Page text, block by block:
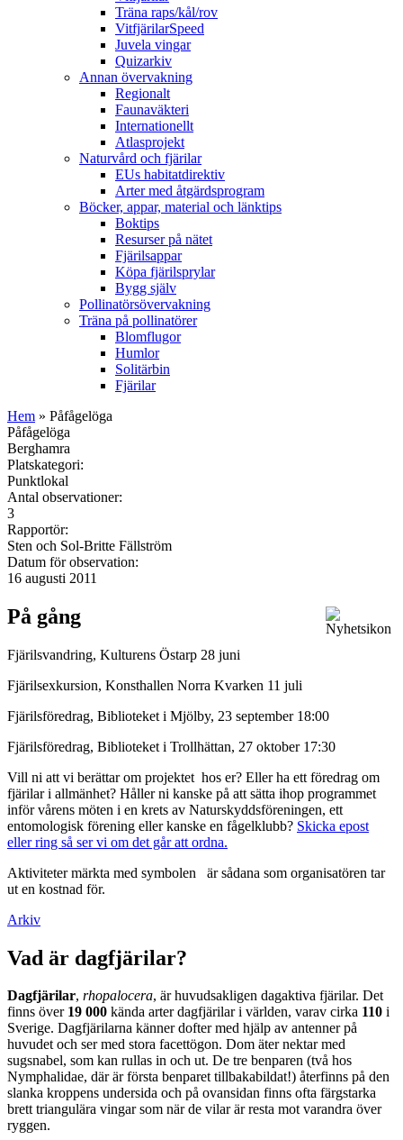
Träna raps/kål/rov
VitfjärilarSpeed
Juvela vingar
Quizarkiv
Annan övervakning
Regionalt
Faunaväkteri
Internationellt
Atlasprojekt
Naturvård och fjärilar
EUs habitatdirektiv
Arter med åtgärdsprogram
Böcker, appar, material och länktips
Boktips
Resurser på nätet
Fjärilsappar
Köpa fjärilsprylar
Bygg själv
Pollinatörsövervakning
Träna på pollinatörer
Blomflugor
Humlor
Solitärbin
Fjärilar
Hem » Påfågelöga
Påfågelöga
Berghamra
Platskategori:
Punktlokal
Antal observationer:
3
Rapportör:
Sten och Sol-Britte Fällström
Datum för observation:
16 augusti 2011
På gång
Fjärilsvandring, Kulturens Östarp 28 juni
Fjärilsexkursion, Konsthallen Norra Kvarken 11 juli
Fjärilsföredrag, Biblioteket i Mjölby, 23 september 18:00
Fjärilsföredrag, Biblioteket i Trollhättan, 27 oktober 17:30
Vill ni att vi berättar om projektet hos er? Eller ha ett föredrag om
fjärilar i allmänhet? Håller ni kanske på att sätta ihop programmet
inför vårens möten i en krets av Naturskyddsföreningen, ett
entomologisk förening eller kanske en fågelklubb? Skicka epost
eller ring så ser vi om det går att ordna.
Aktiviteter märkta med symbolen
är sådana som organisatören tar
ut en kostnad för.
Arkiv
Vad är dagfjärilar?
Dagfjärilar, rhopalocera, är huvudsakligen dagaktiva fjärilar. Det
finns över 19 000 kända arter dagfjärilar i världen, varav cirka 110 i
Sverige. Dagfjärilarna känner dofter med hjälp av antenner på
huvudet och ser med stora facettögon. Dom äter nektar med
sugsnabel, som kan rullas in och ut. De tre benparen (två hos
Nymphalidae, där är första benparet tillbakabildat!) återfinns på den
slanka kroppens undersida och på ovansidan finns ofta färgstarka
brett triangulära vingar som när de vilar är resta mot varandra över
ryggen.